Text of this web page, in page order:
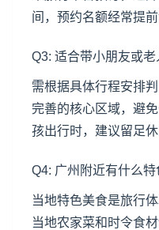
间，预约名额经常提
Q3: 适合带小朋友或老
需根据具体行程安排
完善的核心区域，避
孩出行时，建议留足
Q4: 广州附近有什么特
当地特色美食是旅行
当地农家菜和时令食